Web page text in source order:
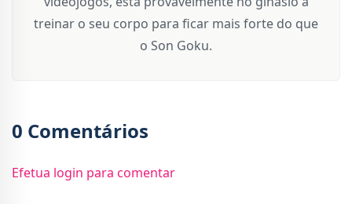
treinar o seu corpo para ficar mais forte do que
o Son Goku.
0 Comentários
Efetua login para comentar